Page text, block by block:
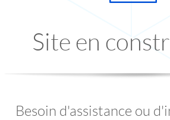
Site en
Besoin d'assistance ou